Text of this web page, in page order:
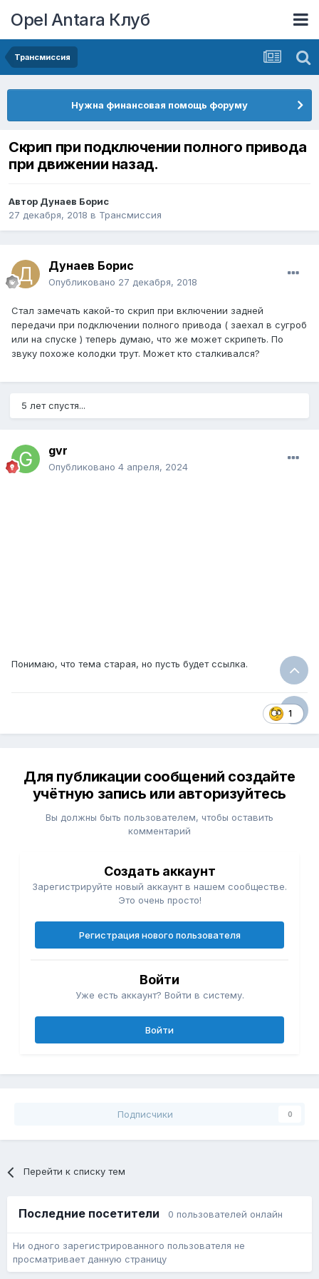
Opel Antara Клуб
Трансмиссия
Нужна финансовая помощь форуму
Скрип при подключении полного привода
при движении назад.
Автор Дунаев Борис
27 декабря, 2018 в Трансмиссия
Дунаев Борис
Опубликовано 27 декабря, 2018
Стал замечать какой-то скрип при включении задней
передачи при подключении полного привода ( заехал в сугроб
или на спуске ) теперь думаю, что же может скрипеть. По
звуку похоже колодки трут. Может кто сталкивался?
5 лет спустя...
gvr
Опубликовано 4 апреля, 2024
Понимаю, что тема старая, но пусть будет ссылка.
1
Для публикации сообщений создайте
учётную запись или авторизуйтесь
Вы должны быть пользователем, чтобы оставить
комментарий
Создать аккаунт
Зарегистрируйте новый аккаунт в нашем сообществе.
Это очень просто!
Регистрация нового пользователя
Войти
Уже есть аккаунт? Войти в систему.
Войти
Подписчики 0
Перейти к списку тем
Последние посетители 0 пользователей онлайн
Ни одного зарегистрированного пользователя не
просматривает данную страницу